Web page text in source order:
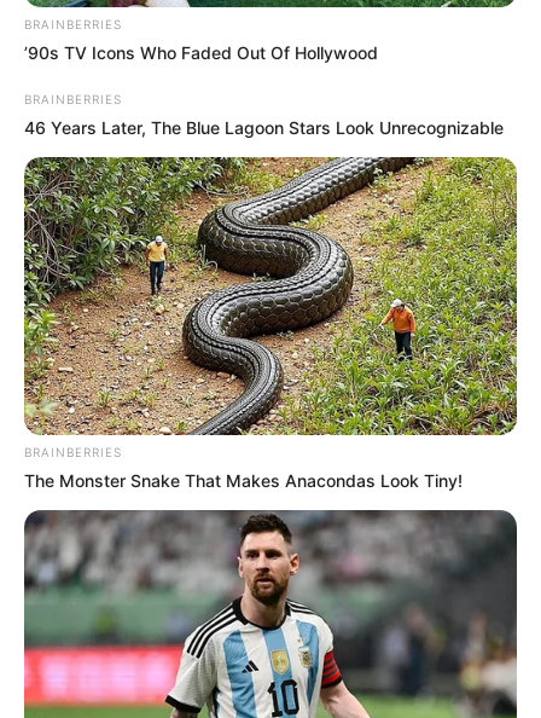
Περισσότερα νέα από την Εύβοια
Βαρύ πένθος στην Εύβοια για αγαπημένο
καθηγητή
Την λένε «Κυκλάδες χωρίς πλοίο» και είναι 1
ώρα από Χαλκίδα – Υπερβολή ή όχι;
Θλίψη στην Εύβοια για γυναίκα
Ακολουθήστε το evianews.com στοGoogle
News
BRAINBERRIES
’90s TV Icons Who Faded Out Of Hollywood
BRAINBERRIES
46 Years Later, The Blue Lagoon Stars Look Unrecognizable
BRAINBERRIES
The Monster Snake That Makes Anacondas Look Tiny!